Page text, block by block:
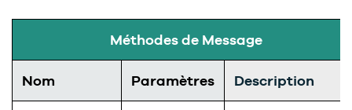
Méthodes de Message
Nom Paramètres Description